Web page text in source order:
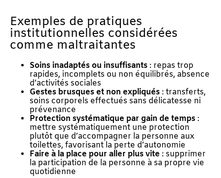
Exemples de pratiques
institutionnelles considérées
comme maltraitantes
Soins inadaptés ou insuffisants : repas trop
rapides, incomplets ou non équilibrés, absence
d’activités sociales
Gestes brusques et non expliqués : transferts,
soins corporels effectués sans délicatesse ni
prévenance
Protection systématique par gain de temps :
mettre systématiquement une protection
plutôt que d’accompagner la personne aux
toilettes, favorisant la perte d’autonomie
Faire à la place pour aller plus vite : supprimer
la participation de la personne à sa propre vie
quotidienne